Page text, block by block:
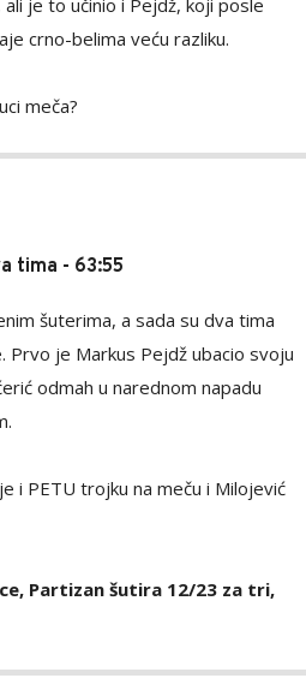
je to učinio i Pejdž, koji posle
crno-belima veću razliku.
meča?
tima - 63:55
šuterima, a sada su dva tima
je Markus Pejdž ubacio svoju
odmah u narednom napadu
i PETU trojku na meču i Milojević
Partizan šutira 12/23 za tri,